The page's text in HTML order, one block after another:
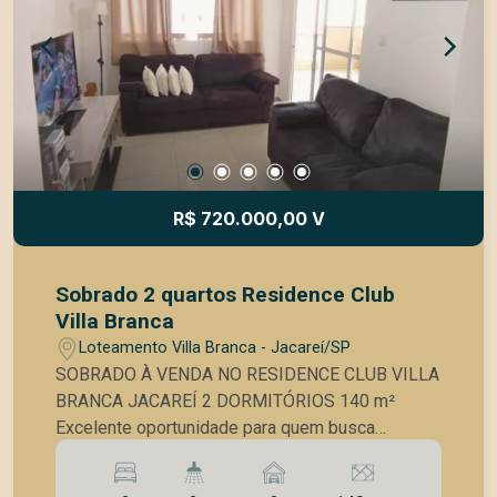
Área gourmet perfeita para confraternizações;
Quintal com ótimo espaço para lazer; Vagas de
garagem. O Condomínio Floradas da Serra
oferece portaria com segurança 24 horas, ruas
arborizadas, área de lazer e uma localização
privilegiada no Urbanova, próximo a escolas,
universidades, supermercados, comércio e com
fácil acesso às principais vias da cidade.
R$ 720.000,00 V
Sobrado 2 quartos Residence Club
Villa Branca
Loteamento Villa Branca - Jacareí/SP
SOBRADO À VENDA NO RESIDENCE CLUB VILLA
BRANCA JACAREÍ 2 DORMITÓRIOS 140 m²
Excelente oportunidade para quem busca
conforto, segurança e praticidade em um dos
condomínios mais completos da região do Villa